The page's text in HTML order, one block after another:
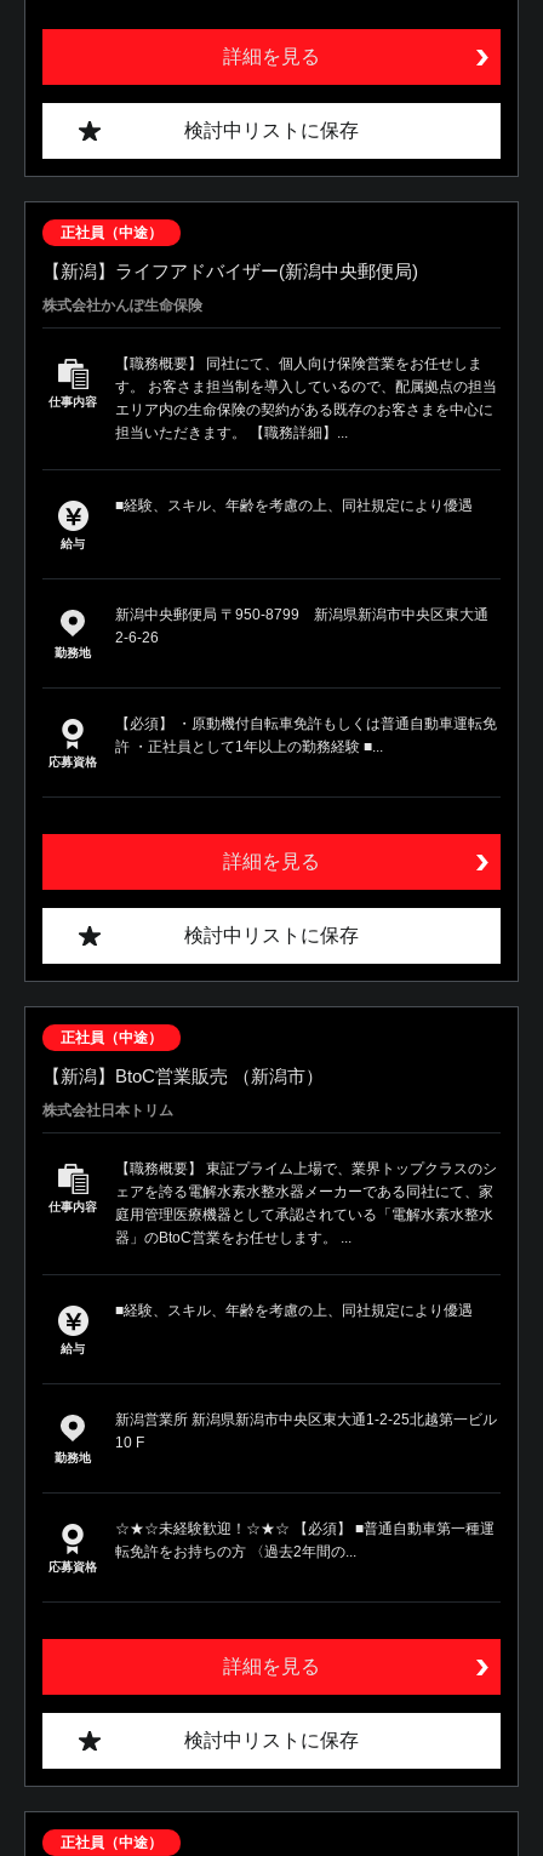
詳細を見る
検討中リストに保存
正社員（中途）
【新潟】ライフアドバイザー(新潟中央郵便局)
株式会社かんぽ生命保険
仕事内容
【職務概要】 同社にて、個人向け保険営業をお任せしま
す。 お客さま担当制を導入しているので、配属拠点の担当
エリア内の生命保険の契約がある既存のお客さまを中心に
担当いただきます。 【職務詳細】...
給与
■経験、スキル、年齢を考慮の上、同社規定により優遇
勤務地
新潟中央郵便局 〒950-8799 新潟県新潟市中央区東大通
2-6-26
応募資格
【必須】 ・原動機付自転車免許もしくは普通自動車運転免
許 ・正社員として1年以上の勤務経験 ■...
詳細を見る
検討中リストに保存
正社員（中途）
【新潟】BtoC営業販売 （新潟市）
株式会社日本トリム
仕事内容
【職務概要】 東証プライム上場で、業界トップクラスのシ
ェアを誇る電解水素水整水器メーカーである同社にて、家
庭用管理医療機器として承認されている「電解水素水整水
器」のBtoC営業をお任せします。 ...
給与
■経験、スキル、年齢を考慮の上、同社規定により優遇
勤務地
新潟営業所 新潟県新潟市中央区東大通1-2-25北越第一ビル
10 F
応募資格
☆★☆未経験歓迎！☆★☆ 【必須】 ■普通自動車第一種運
転免許をお持ちの方 〈過去2年間の...
詳細を見る
検討中リストに保存
正社員（中途）